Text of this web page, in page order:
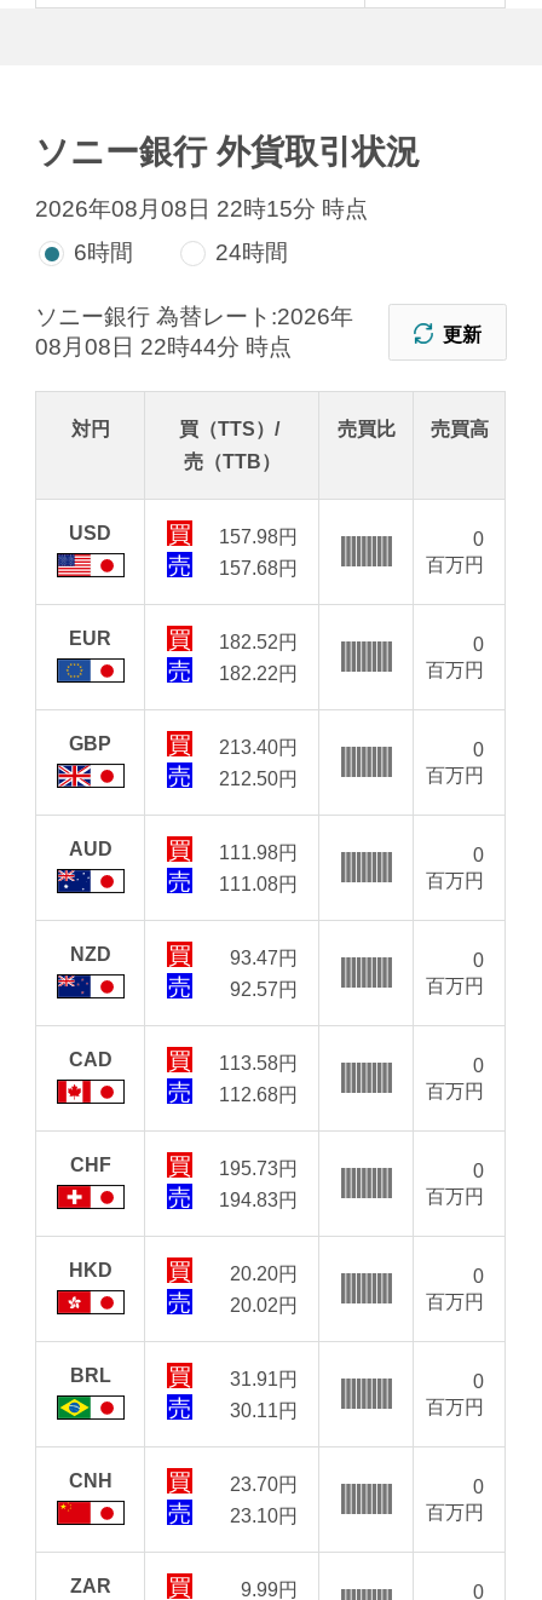
ソニー銀行 外貨取引状況
2026年08月08日 22時15分 時点
6時間
24時間
ソニー銀行 為替レート:2026年
08月08日 22時44分 時点
更新
対円
買（TTS）/
売（TTB）
売買比 売買高
USD 157.98円
157.68円
0
百万円
EUR 182.52円
182.22円
0
百万円
GBP 213.40円
212.50円
0
百万円
AUD 111.98円
111.08円
0
百万円
NZD 93.47円
92.57円
0
百万円
CAD 113.58円
112.68円
0
百万円
CHF 195.73円
194.83円
0
百万円
HKD 20.20円
20.02円
0
百万円
BRL 31.91円
30.11円
0
百万円
CNH 23.70円
23.10円
0
百万円
ZAR 9.99円 0